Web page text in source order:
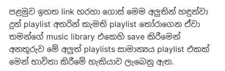
පළමුව ඉහත link හරහා ගොස් මෙම අලුතින් හඳුන්වා
දුන් playlist අතරින් කැමති playlist තෝරාගෙන ඒවා
තමන්ගේ music library එකෙහි save කිරීමෙන්
අනතුරුව මේ අලුත් playlists සාමාන්‍යය playlist එකක්
මෙන් භාවිතා කිරීමේ හැකියාව ලැබෙනු ඇත.